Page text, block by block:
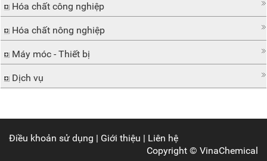
Hóa chất công nghiệp
Hóa chất nông nghiệp
Máy móc - Thiết bị
Dịch vụ
Điều khoản sử dụng | Giới thiệu | Liên hệ
Copyright © VinaChemical